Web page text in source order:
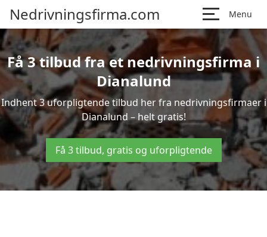
Nedrivningsfirma.com Menu
Få 3 tilbud fra et nedrivningsfirma i
Dianalund
Indhent 3 uforpligtende tilbud her fra nedrivningsfirmaer i
Dianalund – helt gratis!
Få 3 tilbud, gratis og uforpligtende